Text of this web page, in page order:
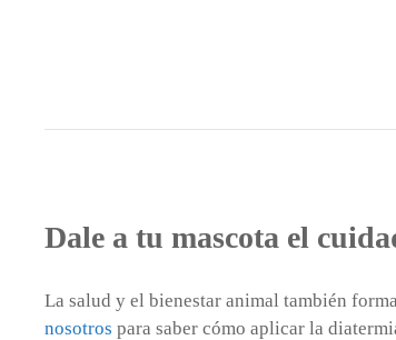
Dale a tu mascota el
La salud y el bienestar animal también
nosotros para saber cómo aplicar la